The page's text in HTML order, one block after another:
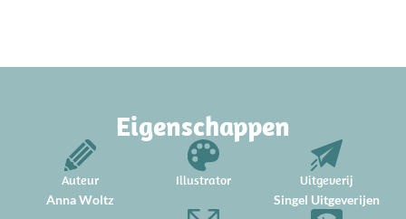
Eigenschappen
Auteur
Anna Woltz
Illustrator Uitgeverij
Singel Uitgeverijen